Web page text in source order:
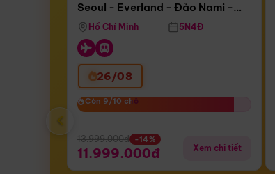
Bay Sun Phuquoc Airways
Seoul - Everland - Đảo Nami -
Tháp Namsan (Bay Sun Phuquoc
Airways)
Hồ Chí Minh 5N4Đ
26/08
Còn 9/10 chỗ
Còn 9/10 chỗ
13.999.000đ -14%
11.999.000đ Xem chi tiết
‹